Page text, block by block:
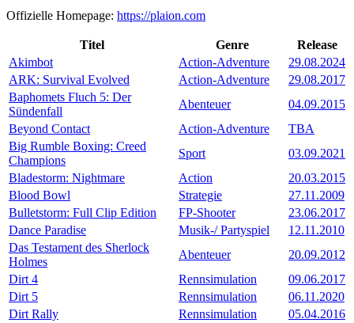
Offizielle Homepage: https://plaion.com
Titel Genre
Release
Akimbot
Action-Adventure
29.08.2024
ARK: Survival Evolved
Action-Adventure
29.08.2017
Baphomets Fluch 5: Der
Sündenfall
Abenteuer
04.09.2015
Beyond Contact
Action-Adventure
TBA
Big Rumble Boxing: Creed
Champions
Sport
03.09.2021
Bladestorm: Nightmare
Action
20.03.2015
Blood Bowl
Strategie
27.11.2009
Bulletstorm: Full Clip Edition
FP-Shooter
23.06.2017
Dance Paradise
Musik-/ Partyspiel
12.11.2010
Das Testament des Sherlock
Holmes
Abenteuer
20.09.2012
Dirt 4
Rennsimulation
09.06.2017
Dirt 5
Rennsimulation
06.11.2020
Dirt Rally
Rennsimulation
05.04.2016